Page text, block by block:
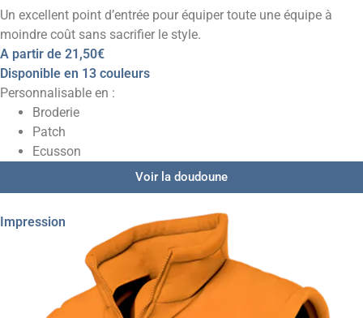
Un excellent point d’entrée pour équiper toute une équipe à
moindre coût sans sacrifier le style.
A partir de 21,50€
Disponible en 13 couleurs
Personnalisable en :
Broderie
Patch
Ecusson
Voir la doudoune
Impression